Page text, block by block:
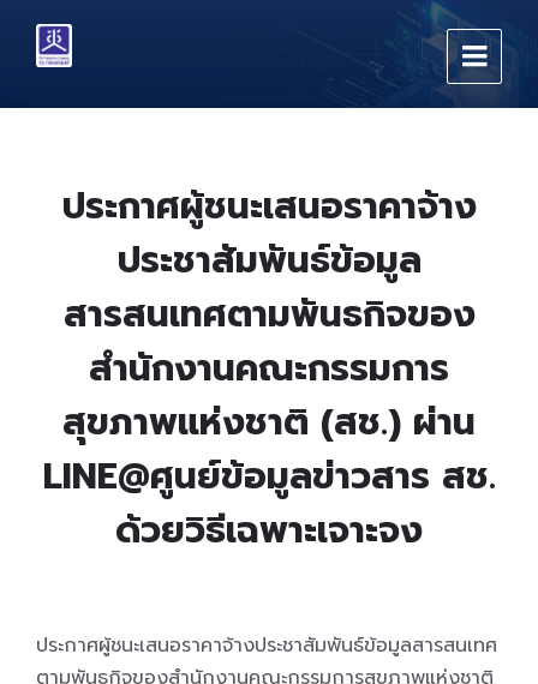
content
main
footer
ประกาศผู้ชนะเสนอราคาจ้าง
ประชาสัมพันธ์ข้อมูล
สารสนเทศตามพันธกิจของ
สำนักงานคณะกรรมการ
สุขภาพแห่งชาติ (สช.) ผ่าน
LINE@ศูนย์ข้อมูลข่าวสาร สช.
ด้วยวิธีเฉพาะเจาะจง
ประกาศผู้ชนะเสนอราคาจ้างประชาสัมพันธ์ข้อมูลสารสนเทศ
ตามพันธกิจของสำนักงานคณะกรรมการสุขภาพแห่งชาติ